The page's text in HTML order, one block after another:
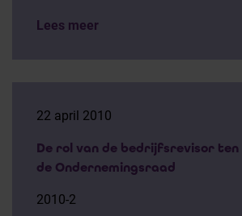
Lees meer
22 april 2010
De rol van de bedrijfsrevisor
de Ondernemingsraad
2010-2